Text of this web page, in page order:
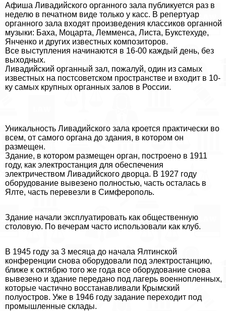
Афиша Ливадийского органного зала публикуется раз в
неделю в печатном виде только у касс. В репертуар
органного зала входят произведения классиков органной
музыки: Баха, Моцарта, Лемменса, Листа, Букстехуде,
Янченко и других известных композиторов.
Все выступления начинаются в 16-00 каждый день, без
выходных.
Ливадийский органный зал, пожалуй, один из самых
известных на постсоветском прострaнcтве и входит в 10-
ку самых крупных органных залов в России.
Уникальность Ливадийского зала кроется пpaктически во
всем, от самого органа до здания, в котором он
размещен.
Здание, в котором размещен орган, построено в 1911
году, как электростанция для обеспечения
электричеством Ливадийского дворца. В 1927 году
оборудование вывезено полностью, часть осталась в
Ялте, часть перевезли в Симферополь.
Здание начали эксплуатировать как общественную
столовую. По вечерам часто использовали как клуб.
В 1945 году за 3 месяца до начала Ялтинской
конференции снова оборудовали под электростанцию,
ближе к октябрю того же года все оборудование снова
вывезено и здание передано под лагерь военнопленных,
которые частично восстанавливали Крымский
полуостров. Уже в 1946 году задание переходит под
промышленные склады.